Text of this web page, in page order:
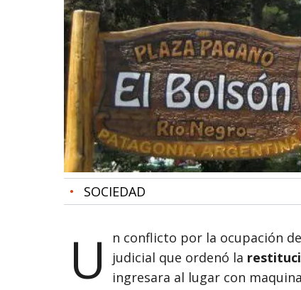
• SOCIEDAD
U n conflicto por la ocupación
judicial que ordenó la
ingresara al lugar con